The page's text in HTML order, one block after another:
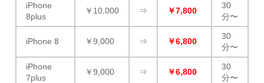
iPhone
8plus
￥10,000 ⇒ ￥7,800
30
分〜
iPhone 8 ￥9,000 ⇒ ￥6,800
30
分〜
iPhone
7plus
￥9,000 ⇒ ￥6,800
30
分〜